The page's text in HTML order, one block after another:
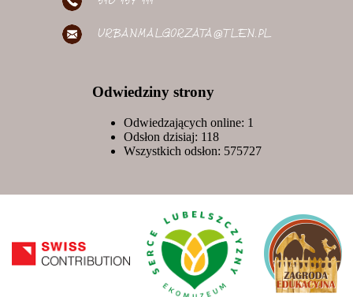
URBANMALGORZATA@TLEN.PL
Odwiedziny strony
Odwiedzających online: 1
Odsłon dzisiaj: 118
Wszystkich odsłon: 575727